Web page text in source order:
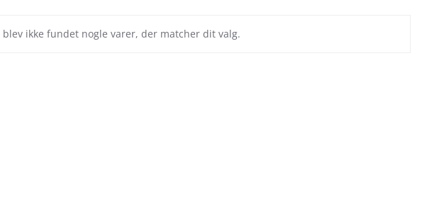
blev ikke fundet nogle varer, der matcher dit valg.